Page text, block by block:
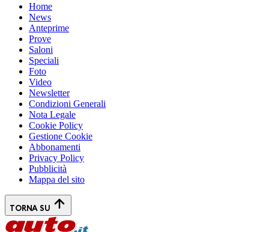
Home
News
Anteprime
Prove
Saloni
Speciali
Foto
Video
Newsletter
Condizioni Generali
Nota Legale
Cookie Policy
Gestione Cookie
Abbonamenti
Privacy Policy
Pubblicità
Mappa del sito
TORNA SU